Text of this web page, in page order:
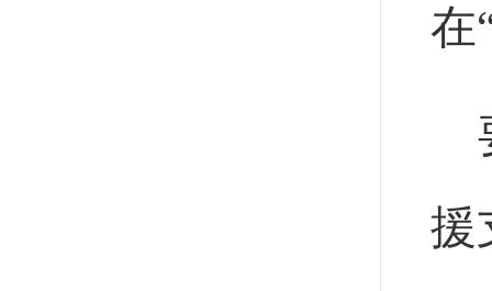
在
援